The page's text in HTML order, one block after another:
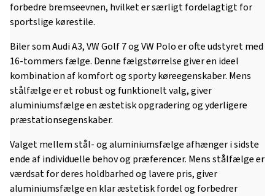
forbedre bremseevnen, hvilket er særligt fordelagtigt for
sportslige kørestile.
Biler som Audi A3, VW Golf 7 og VW Polo er ofte udstyret med
16-tommers fælge. Denne fælgstørrelse giver en ideel
kombination af komfort og sporty køreegenskaber. Mens
stålfælge er et robust og funktionelt valg, giver
aluminiumsfælge en æstetisk opgradering og yderligere
præstationsegenskaber.
Valget mellem stål- og aluminiumsfælge afhænger i sidste
ende af individuelle behov og præferencer. Mens stålfælge er
værdsat for deres holdbarhed og lavere pris, giver
aluminiumsfælge en klar æstetisk fordel og forbedrer